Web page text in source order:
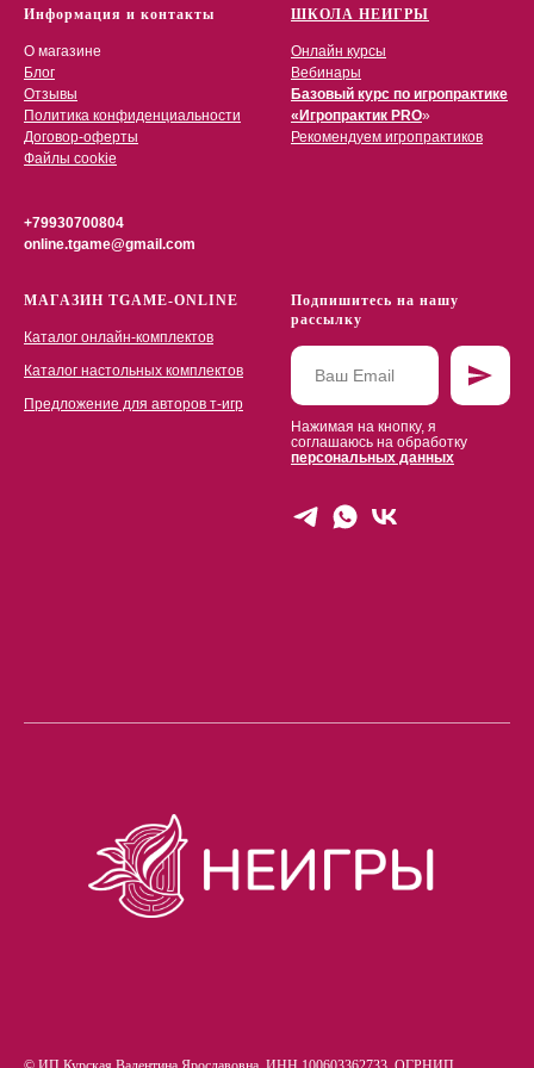
Информация и контакты
О магазине
Блог
Отзывы
Политика конфиденциальности
Договор-оферты
Файлы cookie
+79930700804
online.tgame@gmail.com
ШКОЛА НЕИГРЫ
Онлайн курсы
Вебинары
Базовый курс по игропрактике
«Игропрактик PRO»
Рекомендуем игропрактиков
МАГАЗИН TGAME-ONLINE
Каталог онлайн-комплектов
Каталог настольных комплектов
Предложение для авторов т-игр
Подпишитесь на нашу
рассылку
Нажимая на кнопку, я
соглашаюсь на обработку
персональных данных